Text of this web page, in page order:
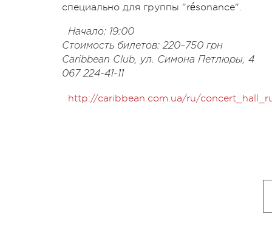
специально для группы "résonance".
Начало: 19:00
Стоимость билетов: 220–750 грн
Caribbean Club, ул. Симона Петлюры, 4
067 224-41-11
http://caribbean.com.ua/ru/